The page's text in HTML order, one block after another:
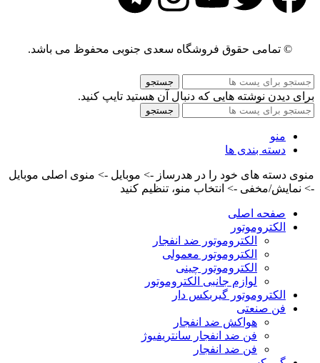
© تمامی حقوق فروشگاه سعدی جنوبی محفوظ می باشد.
جستجو
برای دیدن نوشته هایی که دنبال آن هستید تایپ کنید.
جستجو
منو
دسته بندی ها
منوی دسته های خود را در هدرساز -> موبایل -> منوی اصلی موبایل
-> نمایش/مخفی -> انتخاب منو، تنظیم کنید
صفحه اصلی
الکتروموتور
الکتروموتور ضد انفجار
الکتروموتور معمولی
الکتروموتور چینی
لوازم جانبی الکتروموتور
الکتروموتور گیربکس دار
فن صنعتی
هواکش ضد انفجار
فن ضد انفجار سانتریفیوژ
فن ضد انفجار